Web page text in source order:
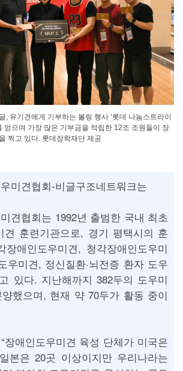
, 유기견에게 기부하는 볼링 행사 ‘롯데 나눔스트라이
얻으며 가장 많은 기부금을 적립한 12조 조원들이 장
찍고 있다. 롯데장학재단 제공
미견협회-비글구조네트워크는
견협회는 1992년 출범한 국내 최초
견 훈련기관으로, 경기 평택시의 훈
장애인도우미견, 청각장애인도우미
우미견, 정신질환·뇌전증 환자 도우
있다. 지난해까지 382두의 도우미
했으며, 현재 약 70두가 활동 중이
장애인도우미견 육성 단체가 미국은
본은 20곳 이상이지만 우리나라는